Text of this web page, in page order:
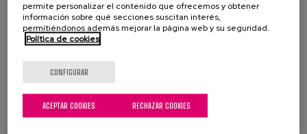
permite personalizar el contenido que ofrecemos y obtener
información sobre qué secciones suscitan interés,
permitiéndonos además mejorar la página web y su seguridad.
Política de cookies
CONFIGURAR
RECHAZAR COOKIES
ACEPTAR COOKIES